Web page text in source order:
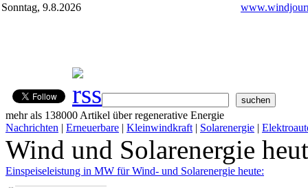
Sonntag, 9.8.2026
mehr als 138000 Artikel über regenerative Energie
Nachrichten | Erneuerbare | Kleinwindkraft | Solarenergie |
Wind und Solarenergie
Einspeiseleistung in MW für Wind- und Solarenergie heute:
…